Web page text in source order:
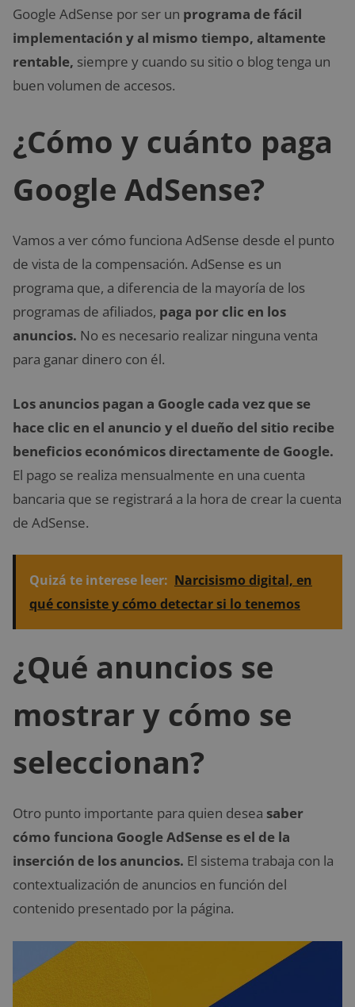
Google AdSense por ser un programa de fácil
implementación y al mismo tiempo, altamente
rentable, siempre y cuando su sitio o blog tenga un
buen volumen de accesos.
¿Cómo y cuánto paga
Google AdSense?
Vamos a ver cómo funciona AdSense desde el punto
de vista de la compensación. AdSense es un
programa que, a diferencia de la mayoría de los
programas de afiliados, paga por clic en los
anuncios. No es necesario realizar ninguna venta
para ganar dinero con él.
Los anuncios pagan a Google cada vez que se
hace clic en el anuncio y el dueño del sitio recibe
beneficios económicos directamente de Google.
El pago se realiza mensualmente en una cuenta
bancaria que se registrará a la hora de crear la cuenta
de AdSense.
Quizá te interese leer: Narcisismo digital, en
qué consiste y cómo detectar si lo tenemos
¿Qué anuncios se
mostrar y cómo se
seleccionan?
Otro punto importante para quien desea saber
cómo funciona Google AdSense es el de la
inserción de los anuncios. El sistema trabaja con la
contextualización de anuncios en función del
contenido presentado por la página.